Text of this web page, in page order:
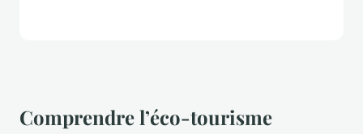
Comprendre l’éco-tourisme